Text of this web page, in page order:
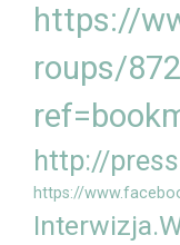
https://
roups/
http://
https://